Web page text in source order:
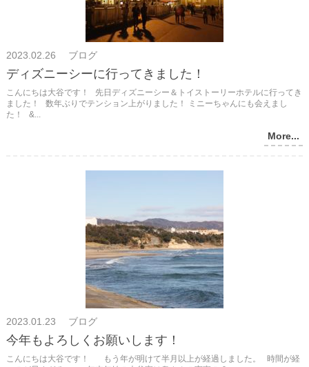
2023.02.26 ブログ
ディズニーシーに行ってきました！
こんにちは大谷です！ 先日ディズニーシー＆トイストーリーホテルに行ってき
ました！ 数年ぶりでテンション上がりました！ ミニーちゃんにも会えまし
た！ &...
More...
2023.01.23 ブログ
今年もよろしくお願いします！
こんにちは大谷です！ もう年が明けて半月以上が経過しました。 時間が経